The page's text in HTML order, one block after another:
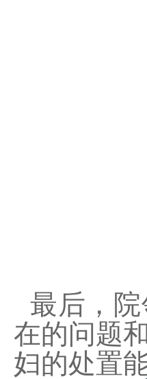
最后，
在的问题
妇的处置能